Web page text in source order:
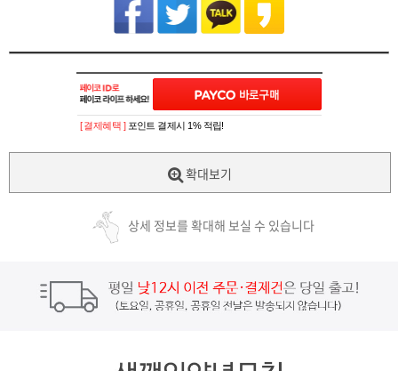
[ 결제혜택 ] 포인트 결제시 1% 적립!
확대보기
상세 정보를 확대해 보실 수 있습니다